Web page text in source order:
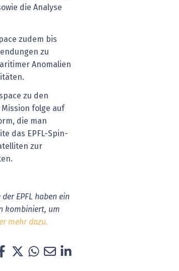
die Analyse
zudem bis
zu
Anomalien
zu den
folge auf
die man
das EPFL-Spin-
zur
EPFL haben ein
kombiniert, um
mehr dazu.